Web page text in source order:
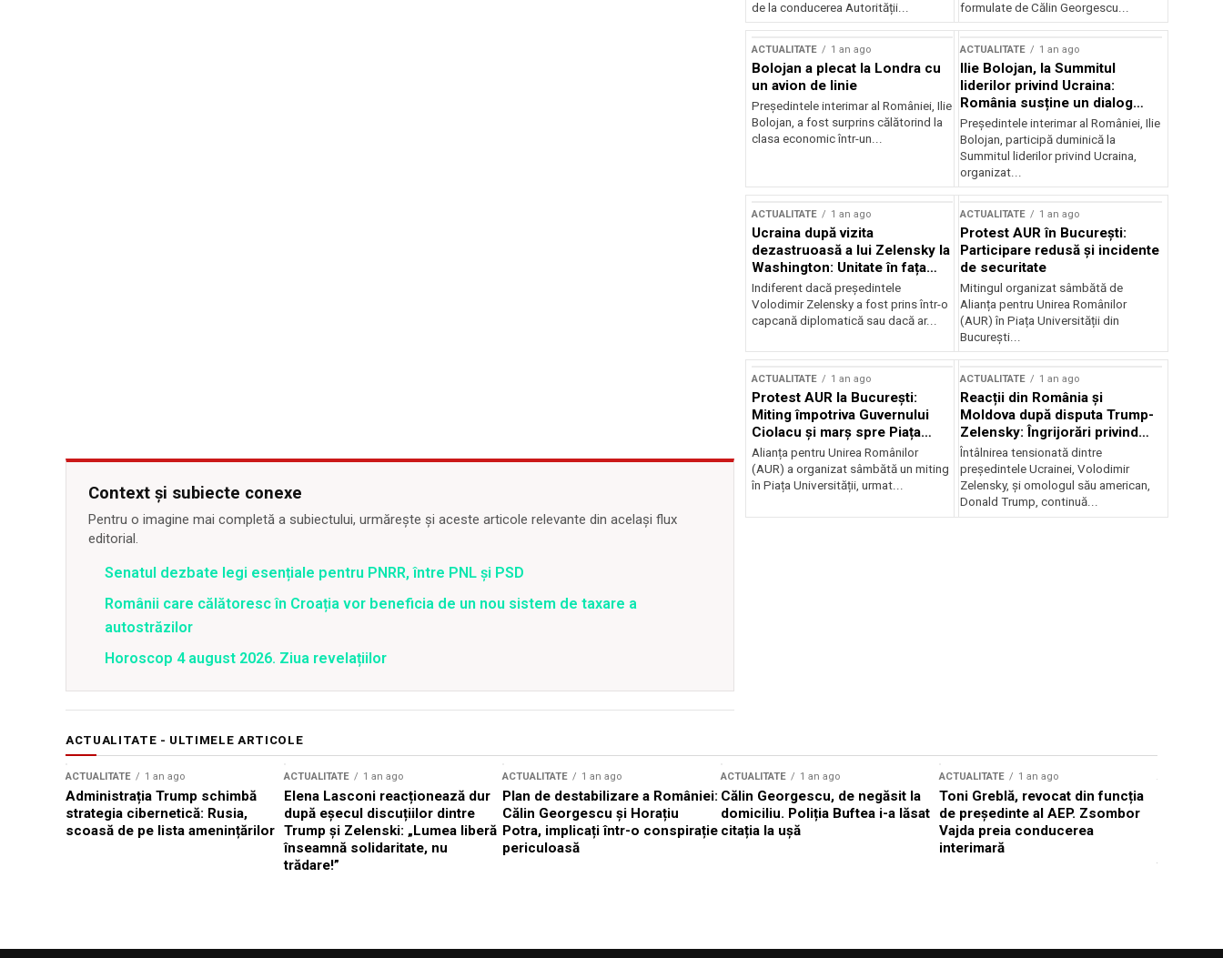
Context și subiecte conexe
Pentru o imagine mai completă a subiectului, urmărește și aceste articole relevante din același flux
editorial.
Senatul dezbate legi esențiale pentru PNRR, între PNL și PSD
Românii care călătoresc în Croația vor beneficia de un nou sistem de taxare a
autostrăzilor
Horoscop 4 august 2026. Ziua revelațiilor
de la conducerea Autorității...
formulate de Călin Georgescu...
ACTUALITATE 1 an ago
Bolojan a plecat la Londra cu
un avion de linie
Președintele interimar al României, Ilie
Bolojan, a fost surprins călătorind la
clasa economic într-un...
ACTUALITATE 1 an ago
Ilie Bolojan, la Summitul
liderilor privind Ucraina:
România susține un dialog
transatlantic pentru securitate
și stabilitate
Președintele interimar al României, Ilie
Bolojan, participă duminică la
Summitul liderilor privind Ucraina,
organizat...
ACTUALITATE 1 an ago
Ucraina după vizita
dezastruoasă a lui Zelensky la
Washington: Unitate în fața
incertitudinii
Indiferent dacă președintele
Volodimir Zelensky a fost prins într-o
capcană diplomatică sau dacă ar...
ACTUALITATE 1 an ago
Protest AUR în București:
Participare redusă și incidente
de securitate
Mitingul organizat sâmbătă de
Alianța pentru Unirea Românilor
(AUR) în Piața Universității din
București...
ACTUALITATE 1 an ago
Protest AUR la București:
Miting împotriva Guvernului
Ciolacu și marș spre Piața
Victoriei
Alianța pentru Unirea Românilor
(AUR) a organizat sâmbătă un miting
în Piața Universității, urmat...
ACTUALITATE 1 an ago
Reacții din România și
Moldova după disputa Trump-
Zelensky: Îngrijorări privind
securitatea regională
Întâlnirea tensionată dintre
președintele Ucrainei, Volodimir
Zelensky, și omologul său american,
Donald Trump, continuă...
ACTUALITATE - ULTIMELE ARTICOLE
ACTUALITATE 1 an ago
Administrația Trump schimbă
strategia cibernetică: Rusia,
scoasă de pe lista amenințărilor
ACTUALITATE 1 an ago
Elena Lasconi reacționează dur
după eșecul discuțiilor dintre
Trump și Zelenski: „Lumea liberă
înseamnă solidaritate, nu
trădare!”
ACTUALITATE 1 an ago
Plan de destabilizare a României:
Călin Georgescu și Horațiu
Potra, implicați într-o conspirație
periculoasă
ACTUALITATE 1 an ago
Călin Georgescu, de negăsit la
domiciliu. Poliția Buftea i-a lăsat
citația la ușă
ACTUALITATE 1 an ago
Toni Greblă, revocat din funcția
de președinte al AEP. Zsombor
Vajda preia conducerea
interimară